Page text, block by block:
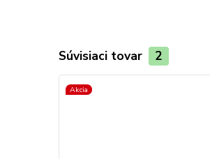
Súvisiaci tovar 2
Akcia